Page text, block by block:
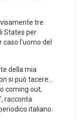
tre
States per
l’uomo del
della mia
si può tacere…
coming out,
racconta
italiano.